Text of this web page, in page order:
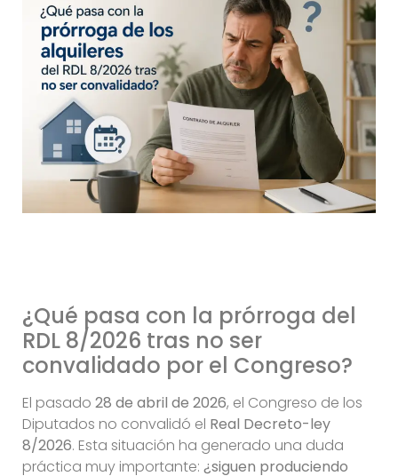
¿Qué pasa con la prórroga del
RDL 8/2026 tras no ser
convalidado por el Congreso?
El pasado 28 de abril de 2026, el Congreso de los
Diputados no convalidó el Real Decreto-ley
8/2026. Esta situación ha generado una duda
práctica muy importante: ¿siguen produciendo